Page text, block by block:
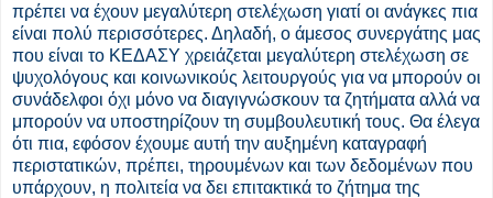
πρέπει να έχουν μεγαλύτερη στελέχωση γιατί οι ανάγκες πια
είναι πολύ περισσότερες. Δηλαδή, ο άμεσος συνεργάτης μας
που είναι το ΚΕΔΑΣΥ χρειάζεται μεγαλύτερη στελέχωση σε
ψυχολόγους και κοινωνικούς λειτουργούς για να μπορούν οι
συνάδελφοι όχι μόνο να διαγιγνώσκουν τα ζητήματα αλλά να
μπορούν να υποστηρίζουν τη συμβουλευτική τους. Θα έλεγα
ότι πια, εφόσον έχουμε αυτή την αυξημένη καταγραφή
περιστατικών, πρέπει, τηρουμένων και των δεδομένων που
υπάρχουν, η πολιτεία να δει επιτακτικά το ζήτημα της